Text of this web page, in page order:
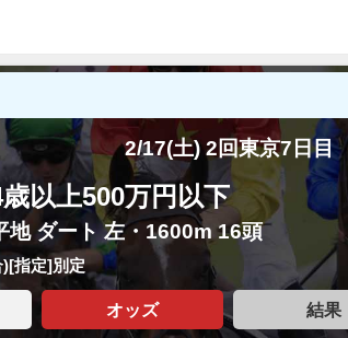
2/17(土) 2回東京7日目
以上500万円以下
地 ダート 左・1600m 16頭
)[指定]別定
オッズ 結果